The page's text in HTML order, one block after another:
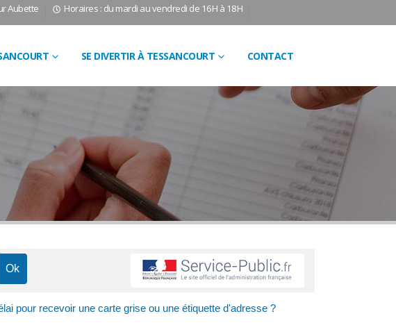
Aubette Horaires : du mardi au vendredi de 16H à 18H
SE DIVERTIR À TESSANCOURT CONTACT
pour recevoir une carte grise ou une étiquette d'adresse ?